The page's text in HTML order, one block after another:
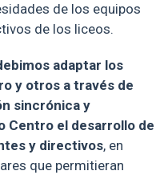
de los equipos
de los liceos.
adaptar los
y otros a través de
sincrónica y
Centro el desarrollo de
y directivos, en
que permitieran